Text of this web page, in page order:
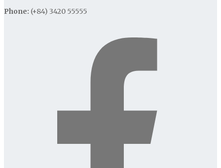
Phone: (+84) 3420 55555